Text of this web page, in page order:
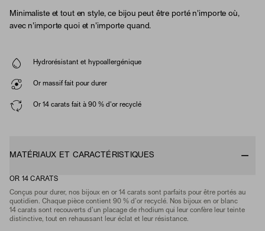
Minimaliste et tout en style, ce bijou peut être porté n'importe où,
avec n'importe quoi et n'importe quand.
Hydrorésistant et hypoallergénique
Or massif fait pour durer
Or 14 carats fait à 90 % d'or recyclé
MATÉRIAUX ET CARACTÉRISTIQUES
OR 14 CARATS
Conçus pour durer, nos bijoux en or 14 carats sont parfaits pour être portés au
quotidien. Chaque pièce contient 90 % d’or recyclé. Nos bijoux en or blanc
14 carats sont recouverts d’un placage de rhodium qui leur confère leur teinte
distinctive, tout en rehaussant leur éclat et leur résistance.